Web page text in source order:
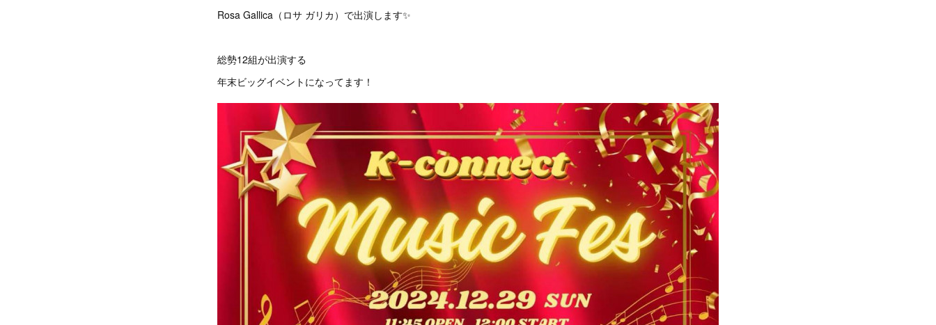
Rosa Gallica（ロサ ガリカ）で出演します✨
総勢12組が出演する
年末ビッグイベントになってます！